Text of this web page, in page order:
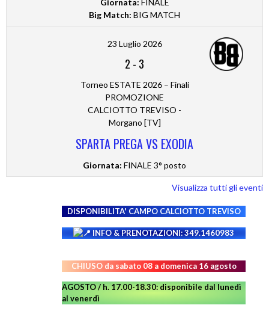
Giornata: FINALE
Big Match: BIG MATCH
23 Luglio 2026
2 - 3
Torneo ESTATE 2026 – Finali
PROMOZIONE
CALCIOTTO TREVISO -
Morgano [TV]
SPARTA PREGA VS EXODIA
Giornata: FINALE 3° posto
Visualizza tutti gli eventi
DISPONIBILITA' CAMPO CALCIOTTO TREVISO
INFO & PRENOTAZIONI: 349.1460983
CHIUSO da sabato 08 a domenica 16 agosto
AGOSTO / h. 17.00-18.30: disponibile dal lunedì
al venerdì